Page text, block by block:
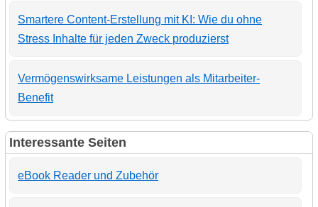
Smartere Content-Erstellung mit KI: Wie du ohne
Stress Inhalte für jeden Zweck produzierst
Vermögenswirksame Leistungen als Mitarbeiter-
Benefit
Interessante Seiten
eBook Reader und Zubehör